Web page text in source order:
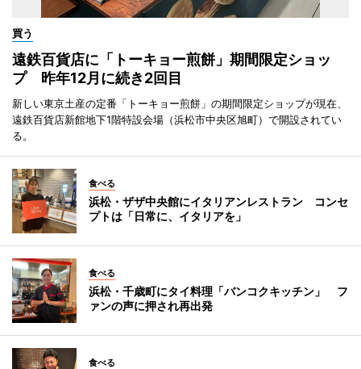
買う
遠鉄百貨店に「トーキョー煎餅」期間限定ショッ
プ 昨年12月に続き2回目
新しい東京土産の定番「トーキョー煎餅」の期間限定ショップが現在、
遠鉄百貨店新館地下1階特設会場（浜松市中央区旭町）で開設されてい
る。
食べる
浜松・ザザ中央館にイタリアンレストラン コンセ
プトは「日常に、イタリアを」
食べる
浜松・千歳町にタイ料理「バンコクキッチン」 フ
ァンの声に押され再出発
食べる